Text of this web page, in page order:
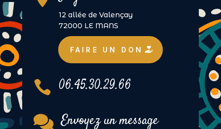
12 allée de Valençay
72000 LE MANS
FAIRE UN DON
 06.45.30.29.66
 Envoyez un message